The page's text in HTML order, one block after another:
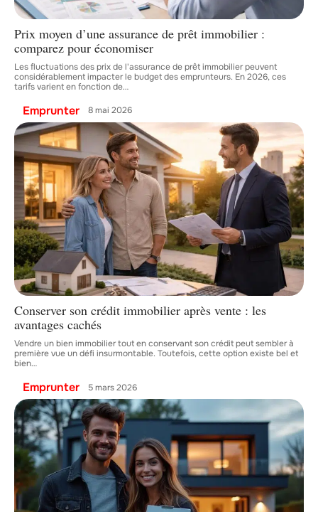
Prix moyen d’une assurance de prêt immobilier :
comparez pour économiser
Les fluctuations des prix de l'assurance de prêt immobilier peuvent
considérablement impacter le budget des emprunteurs. En 2026, ces
tarifs varient en fonction de…
Emprunter 8 mai 2026
Conserver son crédit immobilier après vente : les
avantages cachés
Vendre un bien immobilier tout en conservant son crédit peut sembler à
première vue un défi insurmontable. Toutefois, cette option existe bel et
bien…
Emprunter 5 mars 2026